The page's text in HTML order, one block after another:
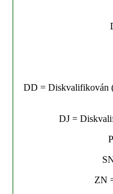
DD = Diskvalifikován
DJ =
ZN